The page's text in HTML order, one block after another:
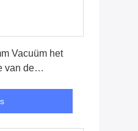
Vacuüm het
van de